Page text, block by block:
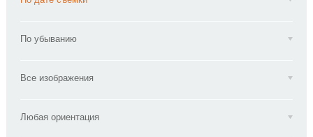
По убыванию
Все изображения
Любая ориентация